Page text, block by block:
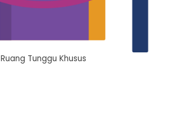
Ruang Tunggu Khusus